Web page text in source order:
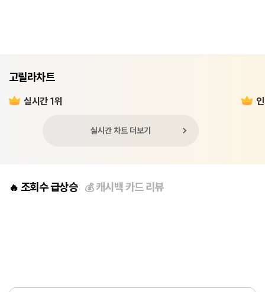
고릴라차트
실시간 1위
실시간 차트 더보기
🔥 조회수 급상승 💰캐시백 카드 리뷰